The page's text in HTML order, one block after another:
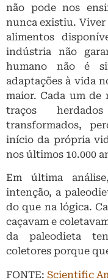
não pode nos
nunca existiu. Viver
alimentos
indústria não
humano não é
adaptações à vida
maior. Cada um
traços
transformados,
início da própria
nos últimos 10.000
Em última
intenção, a
do que na lógica.
caçavam e
da paleodieta
coletores porque
FONTE: Scientific